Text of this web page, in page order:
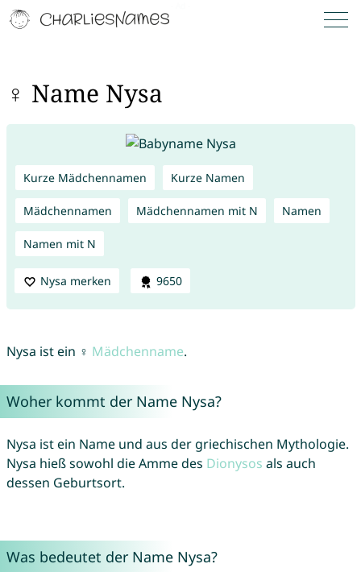
♀ Name Nysa
Kurze Mädchennamen Kurze Namen
Mädchennamen Mädchennamen mit N Namen
Namen mit N
Nysa merken 9650
Nysa ist ein ♀ Mädchenname.
Woher kommt der Name Nysa?
Nysa ist ein Name und aus der griechischen Mythologie.
Nysa hieß sowohl die Amme des Dionysos als auch
dessen Geburtsort.
Was bedeutet der Name Nysa?